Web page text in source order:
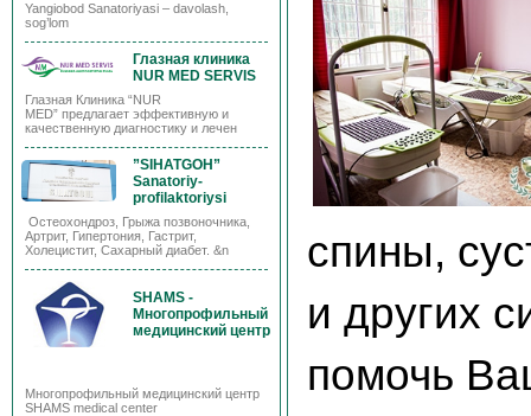
Yangiobod Sanatoriyasi – davolash,
sog’lom
Глазная клиника
NUR MED SERVIS
Глазная Клиника “NUR
MED” предлагает эффективную и
качественную диагностику и лечен
”SIHATGOH”
Sanatoriy-
profilaktoriysi
Остеохондроз, Грыжа позвоночника,
Артрит, Гипертония, Гастрит,
Холецистит, Сахарный диабет. &n
SHAMS -
Многопрофильный
медицинский центр
Многопрофильный медицинский центр
SHAMS medical center
спины,
и других
помочь